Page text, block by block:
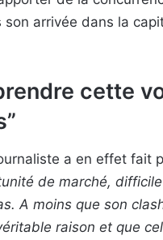
arrivée dans la
cette
a en effet fait
de marché,
A moins que son
raison et que